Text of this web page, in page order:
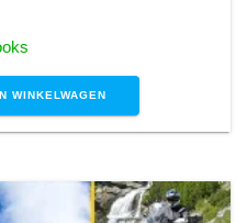
WINKELWAGEN